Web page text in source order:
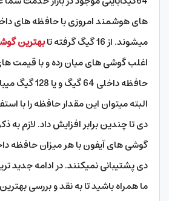
های هوشمند امروزی با حافظه های
میشوند. از 16 گیگ گرفته تا
بهترین گوشی
اغلب گوشی های میان رده و با قیمت
حافظه داخلی 64 گیگ و یا 128 گیگ میباشند.
البته میتوان این مقدار حافظه را با
دی تا چندین برابر افزایش داد. لازم به
گوشی های آیفون با هر میزان حافظه
دی پشتیبانی نمیکنند. در ادامه جدید